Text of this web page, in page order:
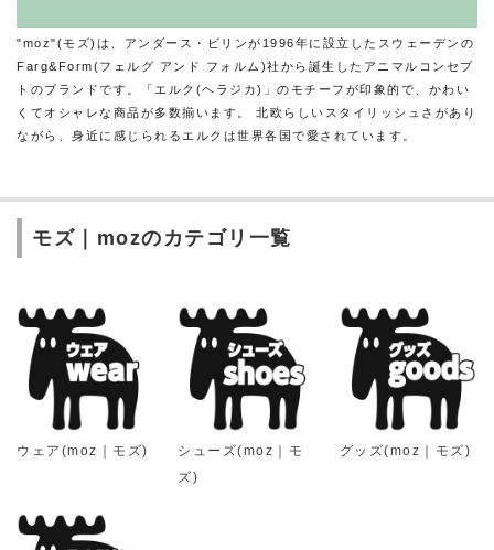
"moz"(モズ)は、アンダース・ビリンが1996年に設立したスウェーデンの
Farg&Form(フェルグ アンド フォルム)社から誕生したアニマルコンセプ
トのブランドです。「エルク(ヘラジカ)」のモチーフが印象的で、かわい
くてオシャレな商品が多数揃います。 北欧らしいスタイリッシュさがあり
ながら、身近に感じられるエルクは世界各国で愛されています。
モズ｜mozのカテゴリ一覧
ウェア(moz｜モズ)
シューズ(moz｜モ
ズ)
グッズ(moz｜モズ)